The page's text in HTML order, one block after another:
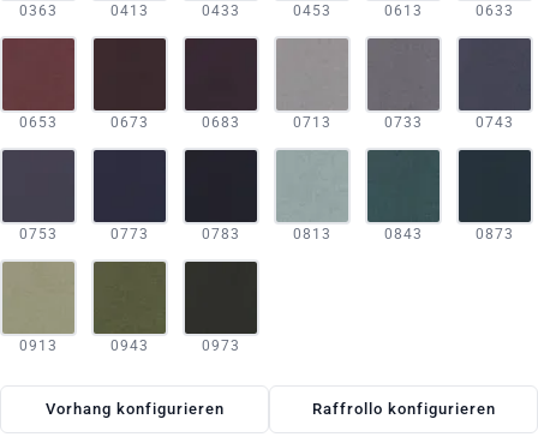
0363 0413 0433 0453 0613 0633
0653 0673 0683 0713 0733 0743
0753 0773 0783 0813 0843 0873
0913 0943 0973
Vorhang konfigurieren Raffrollo konfigurieren